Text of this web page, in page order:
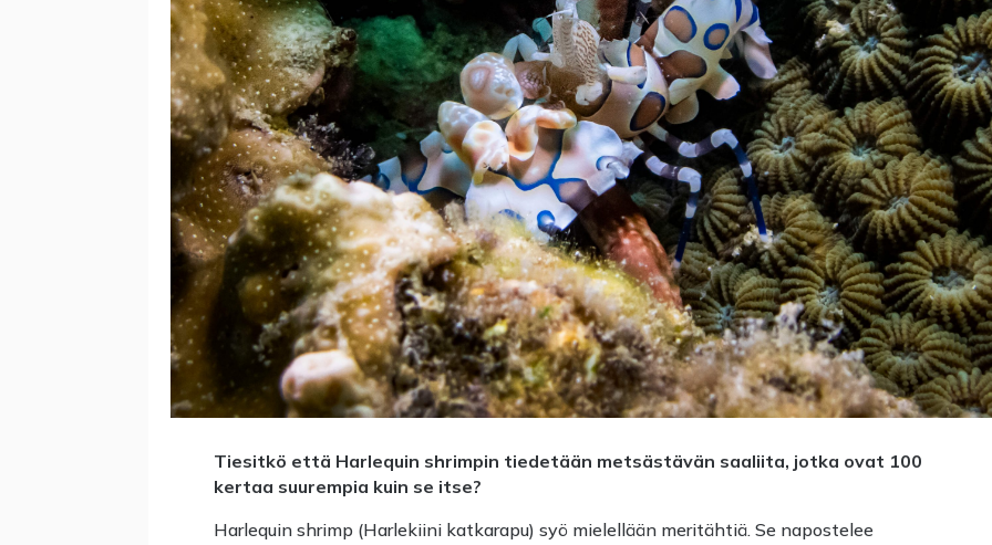
Tiesitkö että Harlequin shrimpin tiedetään metsästävän saaliita, jotka ovat 100
kertaa suurempia kuin se itse?
Harlequin shrimp (Harlekiini katkarapu) syö mielellään meritähtiä. Se napostelee